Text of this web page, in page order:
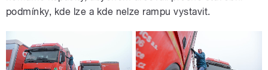
podmínky, kde lze a kde nelze rampu vystavit.